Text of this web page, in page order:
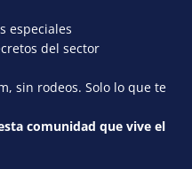
especiales
del sector
sin rodeos. Solo lo que te
comunidad que vive el